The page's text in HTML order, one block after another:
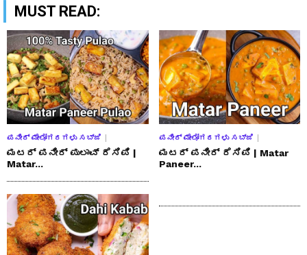
MUST READ:
ಪನೀರ್ ಮೇಲೋಗರಗಳು ಸಬ್ಜಿ
ಮಟರ್ ಪನೀರ್ ಪುಲಾವ್ ರೆಸಿಪಿ |
Matar...
ಪನೀರ್ ಮೇಲೋಗರಗಳು ಸಬ್ಜಿ
ಮಟರ್ ಪನೀರ್ ರೆಸಿಪಿ | Matar
Paneer...